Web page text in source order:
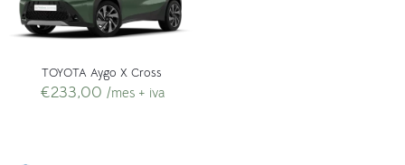
TOYOTA Aygo X Cross
€233,00 /mes + iva